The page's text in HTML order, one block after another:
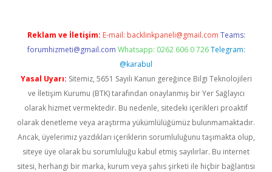
Reklam ve İletişim: E-mail: backlinkpaneli@gmail.com Teams:
forumhizmeti@gmail.com Whatsapp: 0262 606 0 726 Telegram:
@karabul
Yasal Uyarı: Sitemiz, 5651 Sayılı Kanun gereğince Bilgi Teknolojileri
ve İletişim Kurumu (BTK) tarafından onaylanmış bir Yer Sağlayıcı
olarak hizmet vermektedir. Bu nedenle, sitedeki içerikleri proaktif
olarak denetleme veya araştırma yükümlülüğümüz bulunmamaktadır.
Ancak, üyelerimiz yazdıkları içeriklerin sorumluluğunu taşımakta olup,
siteye üye olarak bu sorumluluğu kabul etmiş sayılırlar. Bu internet
sitesi, herhangi bir marka, kurum veya şahıs şirketi ile hiçbir bağlantısı